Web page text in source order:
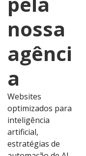
nossa
agênci
a
Websites
optimizados para
inteligência
artificial,
estratégias de